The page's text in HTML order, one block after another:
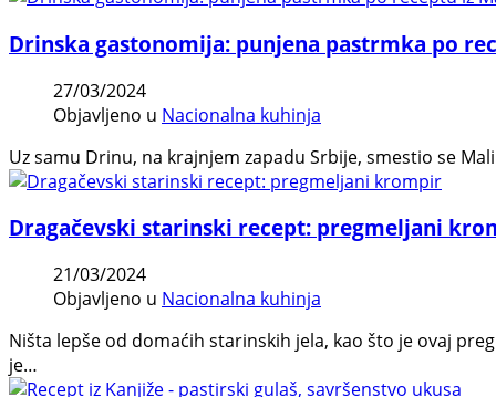
Drinska gastonomija: punjena pastrmka po
27/03/2024
Objavljeno u Nacionalna kuhinja
Uz samu Drinu, na krajnjem zapadu Srbije, smestio se
Dragačevski starinski recept: pregmeljani
21/03/2024
Objavljeno u Nacionalna kuhinja
Ništa lepše od domaćih starinskih jela, kao što je ovaj
je…